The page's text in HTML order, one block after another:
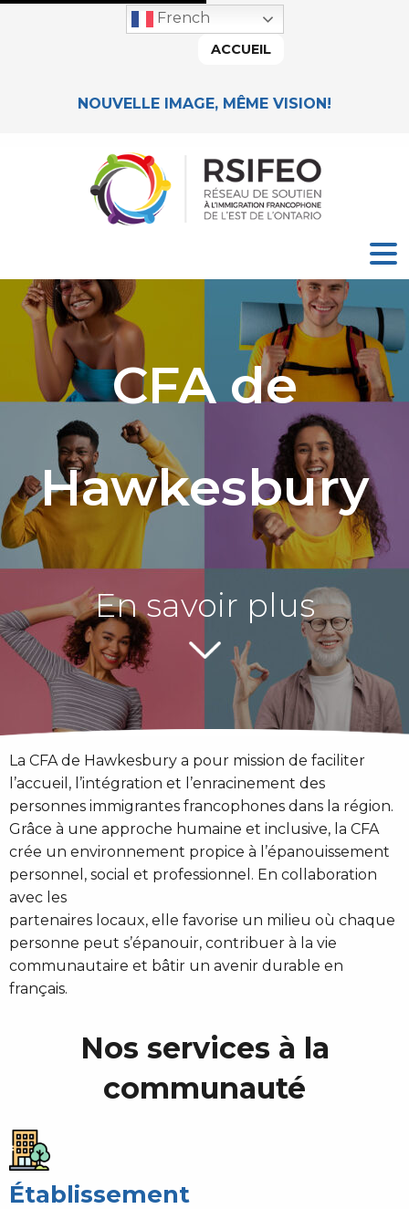
NOUVELLE IMAGE, MÊME VISION!
French
ACCUEIL
CFA de
Hawkesbury
En savoir plus
La CFA de Hawkesbury a pour mission de faciliter
l’accueil, l’intégration et l’enracinement des
personnes immigrantes francophones dans la région.
Grâce à une approche humaine et inclusive, la CFA
crée un environnement propice à l’épanouissement
personnel, social et professionnel. En collaboration
avec les
partenaires locaux, elle favorise un milieu où chaque
personne peut s’épanouir, contribuer à la vie
communautaire et bâtir un avenir durable en
français.
Nos services à la
communauté
Établissement